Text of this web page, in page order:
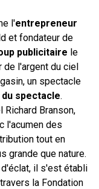
l'entrepreneur
et fondateur de
publicitaire le
l'argent du ciel
un spectacle
spectacle.
Branson,
l'acumen des
tout en
grande que nature.
il s'est établi
la Fondation